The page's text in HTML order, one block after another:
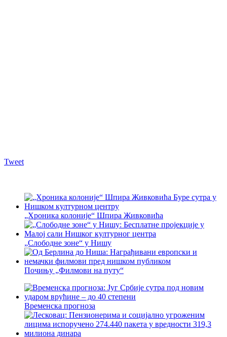
Tweet
„Хроника колоније“ Шпира Живковића
„Слободне зоне“ у Нишу
Почињу „Филмови на путу“
Временска прогноза